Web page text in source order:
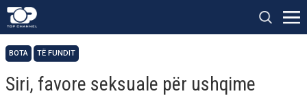
BOTA TË FUNDIT
Siri, favore seksuale për ushqime